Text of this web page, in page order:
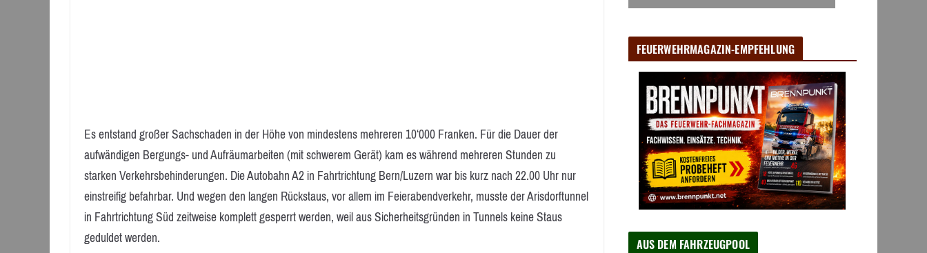
Es entstand großer Sachschaden in der Höhe von mindestens mehreren 10‘000 Franken. Für die Dauer der
aufwändigen Bergungs- und Aufräumarbeiten (mit schwerem Gerät) kam es während mehreren Stunden zu
starken Verkehrsbehinderungen. Die Autobahn A2 in Fahrtrichtung Bern/Luzern war bis kurz nach 22.00 Uhr nur
einstreifig befahrbar. Und wegen den langen Rückstaus, vor allem im Feierabendverkehr, musste der Arisdorftunnel
in Fahrtrichtung Süd zeitweise komplett gesperrt werden, weil aus Sicherheitsgründen in Tunnels keine Staus
geduldet werden.
FEUERWEHRMAGAZIN-EMPFEHLUNG
AUS DEM FAHRZEUGPOOL